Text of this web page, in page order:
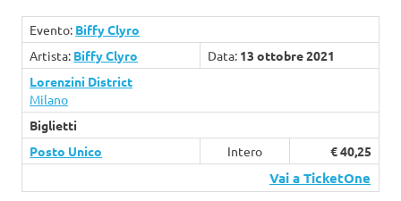
Evento: Biffy Clyro
Artista: Biffy Clyro Data: 13 ottobre 2021
Lorenzini District
Milano
Biglietti
Posto Unico
Intero € 40,25
Vai a TicketOne